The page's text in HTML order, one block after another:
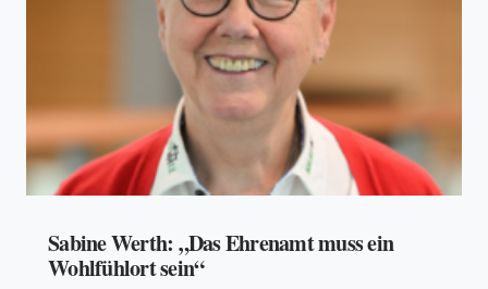
Sabine Werth: „Das Ehrenamt muss ein
Wohlfühlort sein“